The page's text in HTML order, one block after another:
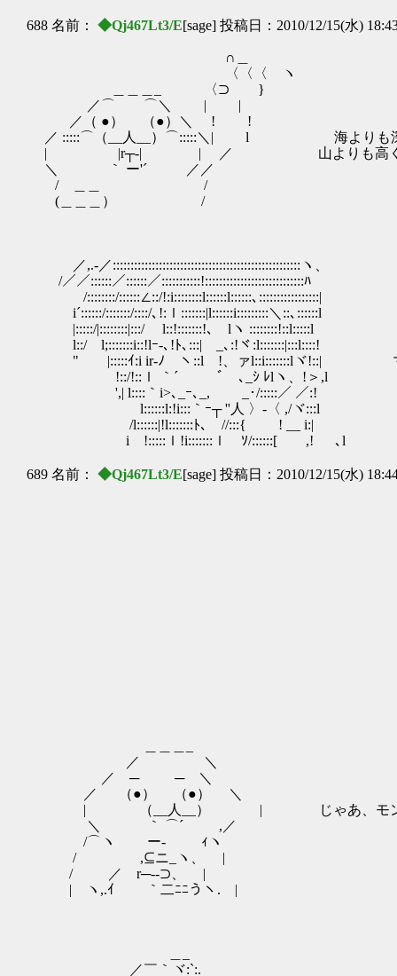
688 名前： ◆Qj467Lt3/E[sage] 投稿日：2010/12/15(水)
∩＿
〈〈〈 ヽ
＿＿＿_ 〈⊃ }
／⌒ ⌒＼ | |
／（ ●） （●）＼ ! !
／ :::::⌒（__人__）⌒:::::＼| l 海よりも
| |r┬-| | ／ 山よりも高く愛して
＼ ｀ ー'´ ／／
/ ＿＿ /
(＿＿＿） /
／,.-／:::::::::::::::::::::::::::::::::::::::::::::::::::::ヽ、
/／／::::::／::::::／:::::::::::!::::::::::::::::::::::::::::ﾊ
/::::::::/::::::∠::/!:i::::::::l::::::l::::::､:::::::::::::::::|
i´::::::/:::::::/::::/､!:ｌ:::::::|l::::::i:::::::::＼::､::::::l
|:::::/|::::::::|:::/ l::!:::::::!､￣lヽ ::::::::!::l:::::l
l::/ l;:::::::i::!lｰ-､!ﾄ､:::| _､:!ヾ:l:::::::|:::l::::!
" |:::::ｲ:i ir‐ﾉ ヽ::l !、ァl::i:::::::lヾ!::| マリア
!::/!::ｌ ｀´ ﾞ ､_ｼ ﾚlヽ、!＞,l
',| l::::｀i>､_ｰ､_, _･/:::::／ ／:!
l::::::l:!i:::｀ｰ┬ ''人 〉-〈 ,/ヾ:::l
/l::::::|!l:::::::ﾄ､ //:::{￣ ! __ i:|
i !:::::ｌ!i:::::::ｌ ｿ/::::::[￣ ,! ､l
689 名前： ◆Qj467Lt3/E[sage] 投稿日：2010/12/15(水)
／ ＼
／ ─ ─ ＼
／ （●） （●） ＼
| （__人__） | じゃあ、モンハ
＼ ｀ ⌒´ ,／
/⌒ヽ ー‐ ｨヽ
/ ,⊆ニ_ヽ、 |
/ ／ r─--⊃、 |
| ヽ,.ｲ ｀二ﾆﾆうヽ. |
／￣｀ヾ:`:.